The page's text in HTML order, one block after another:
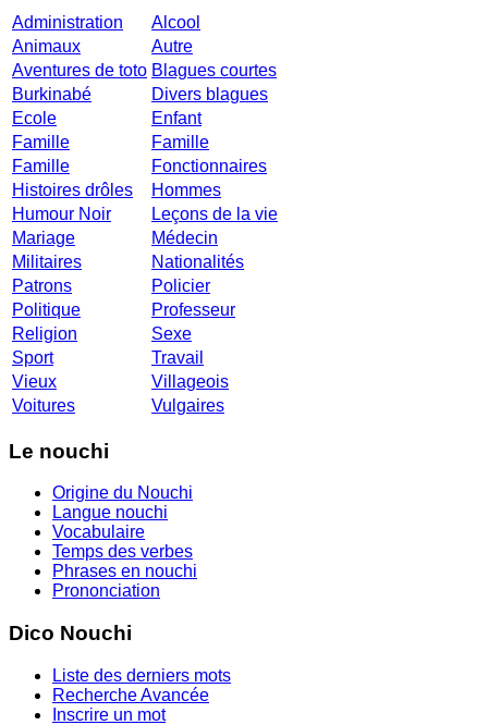
Administration
Alcool
Animaux
Autre
Aventures de toto Blagues courtes
Burkinabé
Divers blagues
Ecole
Enfant
Famille
Famille
Famille
Fonctionnaires
Histoires drôles
Hommes
Humour Noir
Leçons de la vie
Mariage
Médecin
Militaires
Nationalités
Patrons
Policier
Politique
Professeur
Religion
Sexe
Sport
Travail
Vieux
Villageois
Voitures
Vulgaires
Le nouchi
Origine du Nouchi
Langue nouchi
Vocabulaire
Temps des verbes
Phrases en nouchi
Prononciation
Dico Nouchi
Liste des derniers mots
Recherche Avancée
Inscrire un mot